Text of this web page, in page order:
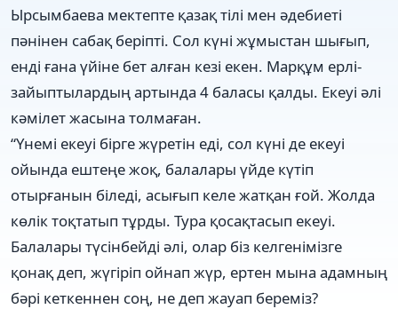
Ырсымбаева мектепте қазақ тілі мен әдебиеті
пәнінен сабақ беріпті. Сол күні жұмыстан шығып,
енді ғана үйіне бет алған кезі екен. Марқұм ерлі-
зайыптылардың артында 4 баласы қалды. Екеуі әлі
кәмілет жасына толмаған.
“Үнемі екеуі бірге жүретін еді, сол күні де екеуі
ойында ештеңе жоқ, балалары үйде күтіп
отырғанын біледі, асығып келе жатқан ғой. Жолда
көлік тоқтатып тұрды. Тура қосақтасып екеуі.
Балалары түсінбейді әлі, олар біз келгенімізге
қонақ деп, жүгіріп ойнап жүр, ертен мына адамның
бәрі кеткеннен соң, не деп жауап береміз?